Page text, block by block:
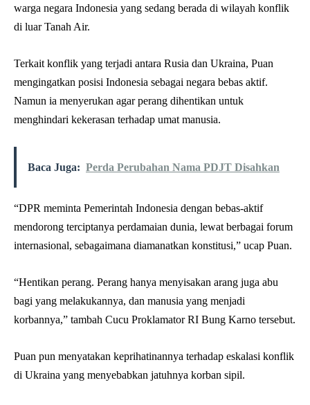
warga negara Indonesia yang sedang berada di wilayah konflik
di luar Tanah Air.
Terkait konflik yang terjadi antara Rusia dan Ukraina, Puan
mengingatkan posisi Indonesia sebagai negara bebas aktif.
Namun ia menyerukan agar perang dihentikan untuk
menghindari kekerasan terhadap umat manusia.
Baca Juga: Perda Perubahan Nama PDJT Disahkan
“DPR meminta Pemerintah Indonesia dengan bebas-aktif
mendorong terciptanya perdamaian dunia, lewat berbagai forum
internasional, sebagaimana diamanatkan konstitusi,” ucap Puan.
“Hentikan perang. Perang hanya menyisakan arang juga abu
bagi yang melakukannya, dan manusia yang menjadi
korbannya,” tambah Cucu Proklamator RI Bung Karno tersebut.
Puan pun menyatakan keprihatinannya terhadap eskalasi konflik
di Ukraina yang menyebabkan jatuhnya korban sipil.